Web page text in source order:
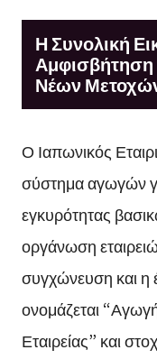
Η Συνολική
Αμφισβήτηση
Νέων
Ο Ιαπωνικός
σύστημα αγωγών
εγκυρότητας
οργάνωση
συγχώνευση και η
ονομάζεται
Εταιρείας” και